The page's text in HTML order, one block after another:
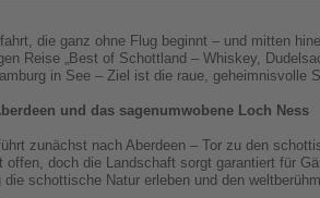
die ganz ohne Flug beginnt – und mitten
Reise „Best of Schottland – Whiskey,
in See – Ziel ist die raue, geheimnisvolle
und das sagenumwobene Loch Ness
zunächst nach Aberdeen – Tor zu den
offen, doch die Landschaft sorgt garantiert für
die schottische Natur erleben und den